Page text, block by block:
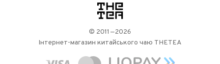
логотип
© 2011—2026
Інтернет-магазин китайського чаю THETEA